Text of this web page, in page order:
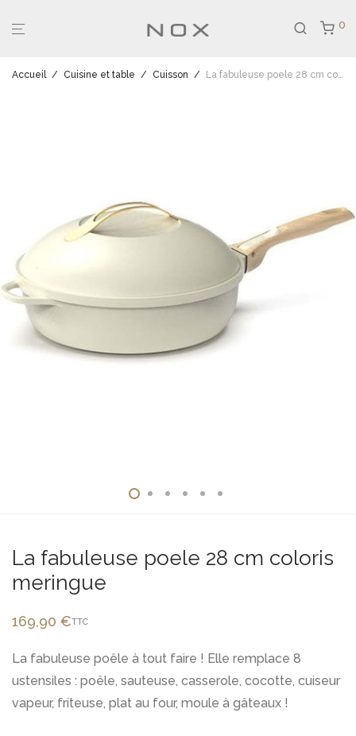
0
Accueil / Cuisine et table / Cuisson / La fabuleuse poele 28 cm coloris meringue
La fabuleuse poele 28 cm coloris
meringue
169,90 €TTC
La fabuleuse poêle à tout faire ! Elle remplace 8
ustensiles : poêle, sauteuse, casserole, cocotte, cuiseur
vapeur, friteuse, plat au four, moule à gâteaux !